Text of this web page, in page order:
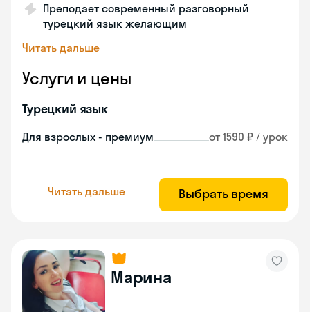
Преподает современный разговорный
турецкий язык желающим
Читать дальше
Услуги и цены
Турецкий язык
Для взрослых - премиум от 1590 ₽ / урок
Читать дальше Выбрать время
Марина